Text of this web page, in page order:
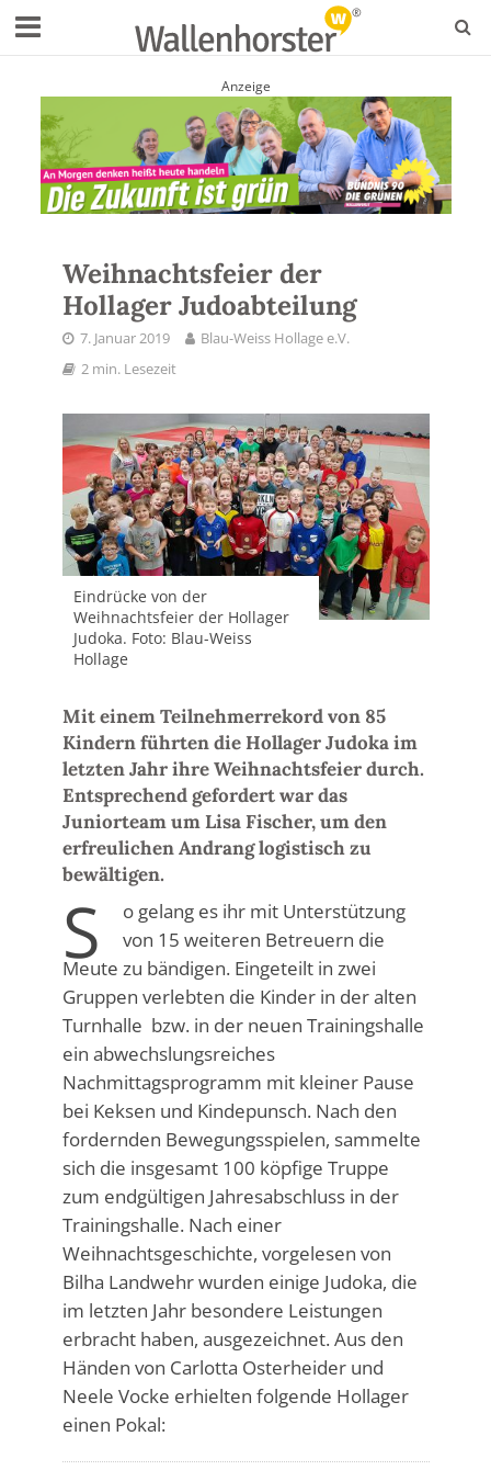
Anzeige
Weihnachtsfeier der
Hollager Judoabteilung
7. Januar 2019
Blau-Weiss Hollage e.V.
2 min. Lesezeit
Eindrücke von der
Weihnachtsfeier der Hollager
Judoka. Foto: Blau-Weiss
Hollage
Mit einem Teilnehmerrekord von 85
Kindern führten die Hollager Judoka im
letzten Jahr ihre Weihnachtsfeier durch.
Entsprechend gefordert war das
Juniorteam um Lisa Fischer, um den
erfreulichen Andrang logistisch zu
bewältigen.
S
o gelang es ihr mit Unterstützung
von 15 weiteren Betreuern die
Meute zu bändigen. Eingeteilt in zwei
Gruppen verlebten die Kinder in der alten
Turnhalle bzw. in der neuen Trainingshalle
ein abwechslungsreiches
Nachmittagsprogramm mit kleiner Pause
bei Keksen und Kindepunsch. Nach den
fordernden Bewegungsspielen, sammelte
sich die insgesamt 100 köpfige Truppe
zum endgültigen Jahresabschluss in der
Trainingshalle. Nach einer
Weihnachtsgeschichte, vorgelesen von
Bilha Landwehr wurden einige Judoka, die
im letzten Jahr besondere Leistungen
erbracht haben, ausgezeichnet. Aus den
Händen von Carlotta Osterheider und
Neele Vocke erhielten folgende Hollager
einen Pokal: